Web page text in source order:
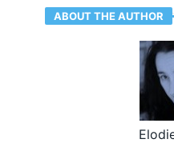
ABOUT THE AUTHOR